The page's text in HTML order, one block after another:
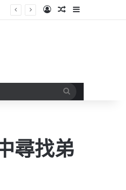
Log InRandom Article
Sidebar
尋找弟